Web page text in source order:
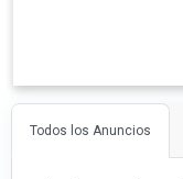
Todos los Anuncios